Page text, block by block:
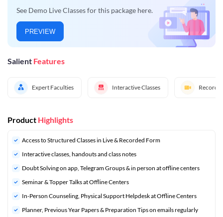
See Demo Live Classes for this package here.
PREVIEW
Salient Features
Expert Faculties Interactive Classes
Product Highlights
Access to Structured Classes in Live & Recorded Form
Interactive classes, handouts and class notes
Doubt Solving on app, Telegram Groups & in person at offline centers
⁠Seminar & Topper Talks at Offline Centers
In-Person Counseling, Physical Support Helpdesk at Offline Centers
⁠Planner, Previous Year Papers & Preparation Tips on emails regularly